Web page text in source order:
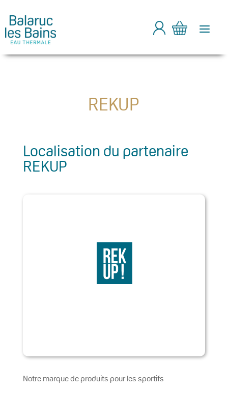
a
REKUP
Localisation du partenaire
REKUP
Notre marque de produits pour les sportifs